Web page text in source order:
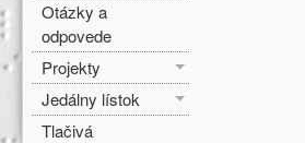
Otázky a
odpovede
Projekty
Jedálny lístok
Tlačivá